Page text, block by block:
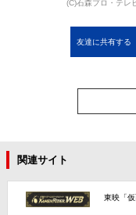
(C)石森プロ・テレ
友達に共有する
関連サイト
東映「